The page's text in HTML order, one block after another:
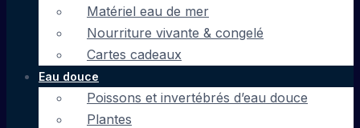
Matériel eau de mer
Nourriture vivante & congelé
Cartes cadeaux
Eau douce
Poissons et invertébrés d’eau douce
Plantes